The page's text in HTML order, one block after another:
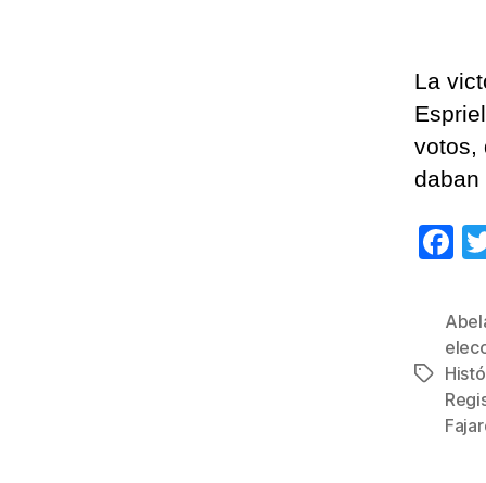
La
votos,
daban
F
c
e
b
o